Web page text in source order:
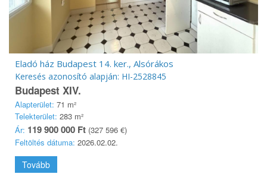
Eladó ház Budapest 14. ker., Alsórákos
Keresés azonosító alapján: HI-2528845
Budapest XIV.
Alapterület: 71 m²
Telekterület: 283 m²
Ár: 119 900 000 Ft (327 596 €)
Feltöltés dátuma: 2026.02.02.
Tovább